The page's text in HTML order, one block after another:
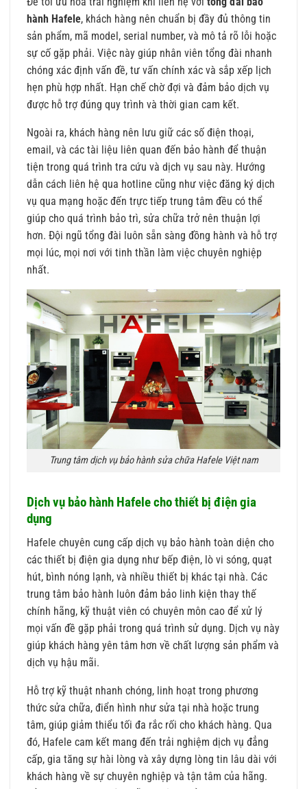
hành Hafele, khách hàng nên chuẩn bị đầy đủ thông tin
sản phẩm, mã model, serial number, và mô tả rõ lỗi hoặc
sự cố gặp phải. Việc này giúp nhân viên tổng đài nhanh
chóng xác định vấn đề, tư vấn chính xác và sắp xếp lịch
hẹn phù hợp nhất. Hạn chế chờ đợi và đảm bảo dịch vụ
được hỗ trợ đúng quy trình và thời gian cam kết.
Ngoài ra, khách hàng nên lưu giữ các số điện thoại,
email, và các tài liệu liên quan đến bảo hành để thuận
tiện trong quá trình tra cứu và dịch vụ sau này. Hướng
dẫn cách liên hệ qua hotline cũng như việc đăng ký dịch
vụ qua mạng hoặc đến trực tiếp trung tâm đều có thể
giúp cho quá trình bảo trì, sửa chữa trở nên thuận lợi
hơn. Đội ngũ tổng đài luôn sẵn sàng đồng hành và hỗ trợ
mọi lúc, mọi nơi với tinh thần làm việc chuyên nghiệp
nhất.
Trung tâm dịch vụ bảo hành sửa chữa Hafele Việt nam
Dịch vụ bảo hành Hafele cho thiết bị điện gia
dụng
Hafele chuyên cung cấp dịch vụ bảo hành toàn diện cho
các thiết bị điện gia dụng như bếp điện, lò vi sóng, quạt
hút, bình nóng lạnh, và nhiều thiết bị khác tại nhà. Các
trung tâm bảo hành luôn đảm bảo linh kiện thay thế
chính hãng, kỹ thuật viên có chuyên môn cao để xử lý
mọi vấn đề gặp phải trong quá trình sử dụng. Dịch vụ này
giúp khách hàng yên tâm hơn về chất lượng sản phẩm và
dịch vụ hậu mãi.
Hỗ trợ kỹ thuật nhanh chóng, linh hoạt trong phương
thức sửa chữa, điển hình như sửa tại nhà hoặc trung
tâm, giúp giảm thiểu tối đa rắc rối cho khách hàng. Qua
đó, Hafele cam kết mang đến trải nghiệm dịch vụ đẳng
cấp, gia tăng sự hài lòng và xây dựng lòng tin lâu dài với
khách hàng về sự chuyên nghiệp và tận tâm của hãng.